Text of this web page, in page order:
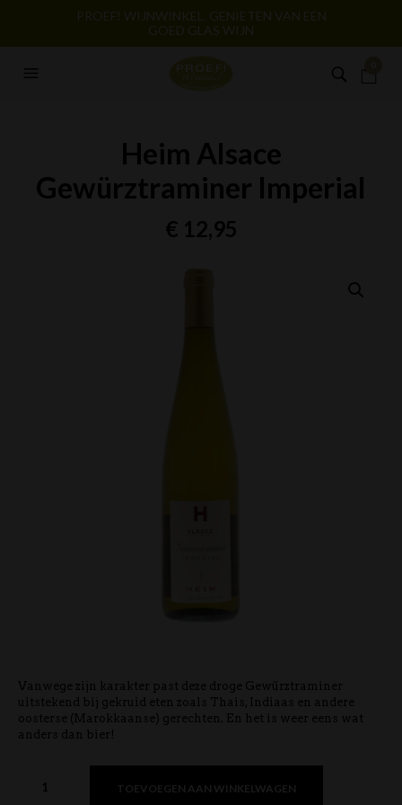
PROEF! WIJNWINKEL. GENIETEN VAN EEN
GOED GLAS WIJN
Heim Alsace
Gewürztraminer Imperial
€ 12,95
Vanwege zijn karakter past deze droge Gewürztraminer
uitstekend bij gekruid eten zoals Thais, Indiaas en andere
oosterse (Marokkaanse) gerechten. En het is weer eens wat
anders dan bier!
TOEVOEGEN AAN WINKELWAGEN